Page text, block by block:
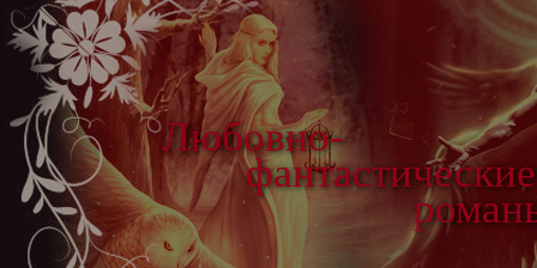
Любовно-
фантастические